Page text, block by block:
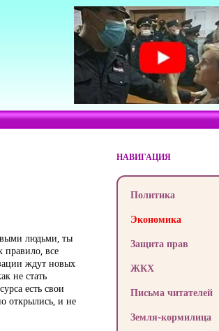
людьми, ты
правило, все
ждут новых
не стать
есть свои
открылись, и не
НАВИГАЦИЯ
Политика
Экономика
Защита прав
ЖКХ
Письма читателей
Земля-кормилица